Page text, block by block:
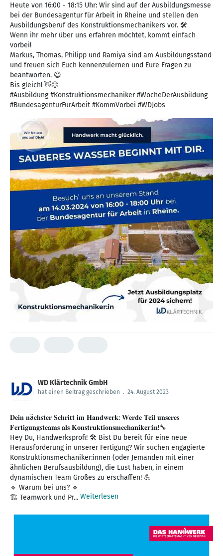
Heute von 16:00 - 18:15 Uhr: Wir sind auf der Ausbildungsmesse
bei der Bundesagentur für Arbeit in Rheine und stellen den
Ausbildungsberuf des Konstruktionsmechanikers vor. 🛠️
Wenn ihr mehr über uns erfahren möchtet, kommt einfach
vorbei!
Markus, Thomas, Philipp und Ramiya sind am Ausbildungsstand
und freuen sich Euch kennenzulernen und Eure Fragen zu
beantworten. 😃
Bis gleich! 👋😊
#Ausbildung #Konstruktionsmechaniker #WocheDerAusbildung
#BundesagenturFürArbeit #KommVorbei #WDJobs
WD Klärtechnik GmbH
hat einen Beitrag geschrieben . 24. August 2023
𝐃𝐞𝐢𝐧 𝐧ä𝐜𝐡𝐬𝐭𝐞𝐫 𝐒𝐜𝐡𝐫𝐢𝐭𝐭 𝐢𝐦 𝐇𝐚𝐧𝐝𝐰𝐞𝐫𝐤: 𝐖𝐞𝐫𝐝𝐞 𝐓𝐞𝐢𝐥 𝐮𝐧𝐬𝐞𝐫𝐞𝐬
𝐅𝐞𝐫𝐭𝐢𝐠𝐮𝐧𝐠𝐬𝐭𝐞𝐚𝐦𝐬 𝐚𝐥𝐬 𝐊𝐨𝐧𝐬𝐭𝐫𝐮𝐤𝐭𝐢𝐨𝐧𝐬𝐦𝐞𝐜𝐡𝐚𝐧𝐢𝐤𝐞𝐫:𝐢𝐧!🔧
Hey Du, Handwerksprofi! 🛠️ Bist Du bereit für eine neue
Herausforderung in unserer Fertigung? Wir suchen engagierte
Konstruktionsmechaniker:innen (oder Jemanden mit einer
ähnlichen Berufsausbildung), die Lust haben, in einem
dynamischen Team Großes zu erschaffen! 💪
🔹 Warum bei uns? 🔹
🏗️ Teamwork und Pr... Weiterlesen